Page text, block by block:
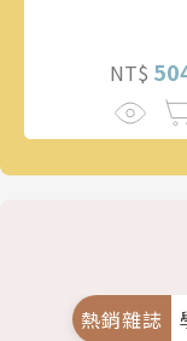
NT$
熱銷雜誌